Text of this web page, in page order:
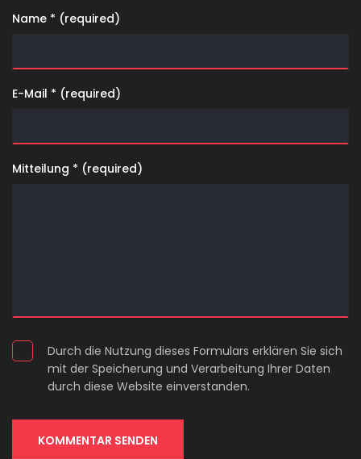
Name * (required)
E-Mail * (required)
Mitteilung * (required)
Durch die Nutzung dieses Formulars erklären Sie sich
mit der Speicherung und Verarbeitung Ihrer Daten
durch diese Website einverstanden.
KOMMENTAR SENDEN